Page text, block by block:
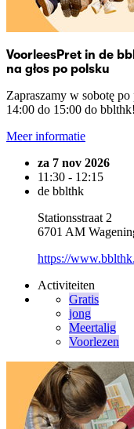
VoorleesPret in de
na głos po polsku
Zapraszamy w sobotę
14:00 do 15:00 do bblthk!
Meer informatie
za 7 nov 2026
11:30 - 12:15
de bblthk
Stationsstraat 2
6701 AM
https://
Activiteiten
Gratis
jong
Meertalig
Voorlezen